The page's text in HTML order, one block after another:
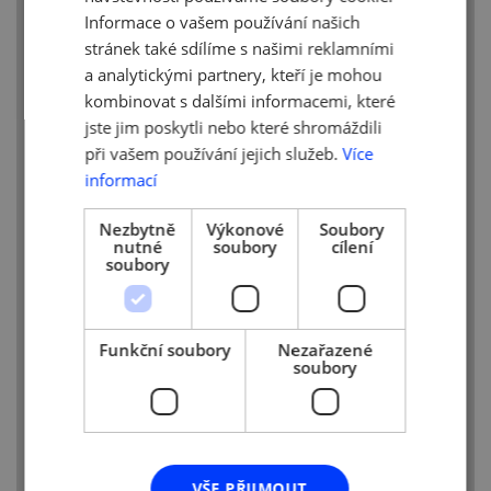
Setkání se zajímavými lidmi, nové
zážitky a zkušenosti
Občasná práce na home office
Čeká Vás také prostor pro Vaše dobré
nápady, nová řešení, aktivity
v projektu apod.
Výsledkem Vaší práce bude: Bezchybně
máte pod kontrolou, dokončené úkoly
v termínu.
Co určitě potřebujete:
Spolehlivost, dochvilnost,
systematický přístup k práci, dobrý
Schopnost pracovat v běžných PC
programech/online programech,
(ukládání, sdílení dat)
Informace o vašem používání našich
stránek také sdílíme s našimi reklamními
a analytickými partnery, kteří je mohou
kombinovat s dalšími informacemi, které
jste jim poskytli nebo které shromáždili
při vašem používání jejich služeb. Více
informací
Nezbytně
nutné
soubory
Výkonové
soubory
Soubory
cílení
Funkční soubory
Nezařazené
soubory